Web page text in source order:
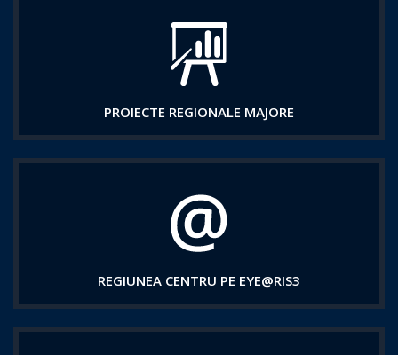
PROIECTE REGIONALE MAJORE
REGIUNEA CENTRU PE EYE@RIS3